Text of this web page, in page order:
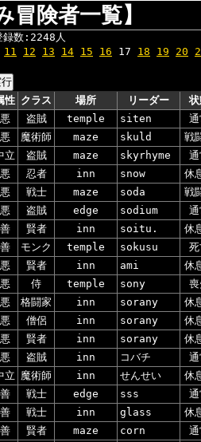
冒険者一覧】
数:2248人
11 12 13 14 15 16 17 18 19 20
性 クラス 場所 リーダー
悪 盗賊 temple siten
悪 魔術師 maze skuld
戦
立 盗賊 maze skyrhyme
悪 忍者 inn snow
休
悪 戦士 maze soda
戦
悪 盗賊 edge sodium
善 賢者 inn soitu.
休
善 モンク temple sokusu
悪 賢者 inn ami
休
悪 侍 temple sony
悪 格闘家 inn sorany
休
悪 僧侶 inn sorany
休
悪 賢者 inn sorany
休
悪 盗賊 inn コバチ
立 魔術師 inn せんせい
休
善 戦士 edge sss
善 戦士 inn glass
休
善 賢者 maze corn